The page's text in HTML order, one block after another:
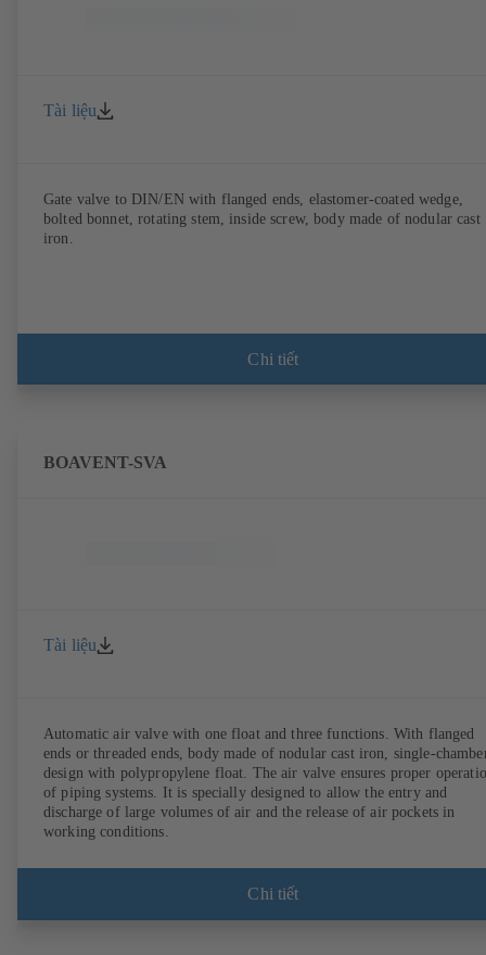
Tài liệu
Gate valve to DIN/EN with flanged ends, elastomer-coated wedge,
bolted bonnet, rotating stem, inside screw, body made of nodular cast
iron.
Chi tiết
BOAVENT-SVA
Tài liệu
Automatic air valve with one float and three functions. With flanged
ends or threaded ends, body made of nodular cast iron, single-
design with polypropylene float. The air valve ensures proper operation
of piping systems. It is specially designed to allow the entry and
discharge of large volumes of air and the release of air pockets in
working conditions.
Chi tiết